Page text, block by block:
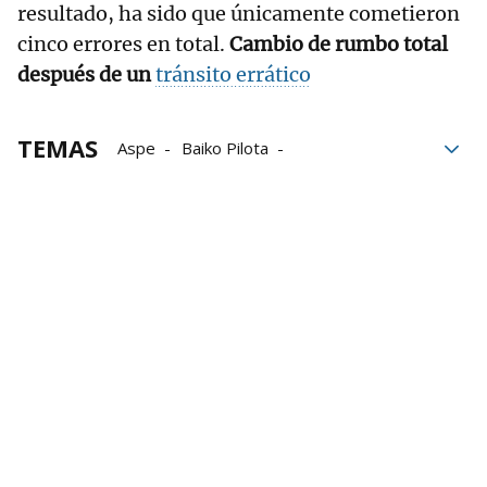
resultado, ha sido que únicamente cometieron
cinco errores en total. Cambio de rumbo total
después de untránsito errático
TEMAS Aspe
Baiko Pilota